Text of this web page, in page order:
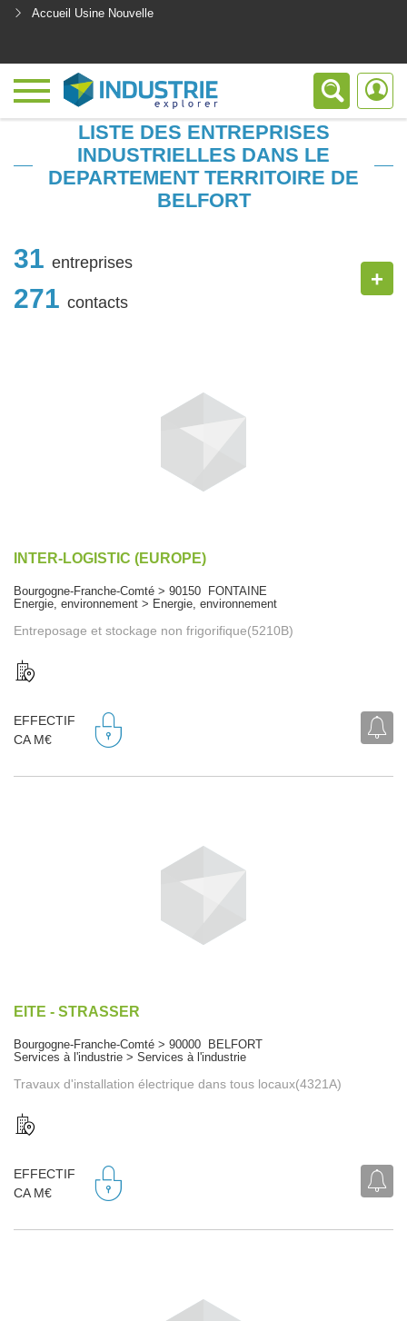
Accueil Usine Nouvelle
LISTE DES ENTREPRISES
INDUSTRIELLES DANS LE
DEPARTEMENT TERRITOIRE DE
BELFORT
31 entreprises
271 contacts
+
INTER-LOGISTIC (EUROPE)
Bourgogne-Franche-Comté > 90150 FONTAINE
Energie, environnement > Energie, environnement
Entreposage et stockage non frigorifique(5210B)
EFFECTIF
CA M€
EITE - STRASSER
Bourgogne-Franche-Comté > 90000 BELFORT
Services à l'industrie > Services à l'industrie
Travaux d'installation électrique dans tous locaux(4321A)
EFFECTIF
CA M€